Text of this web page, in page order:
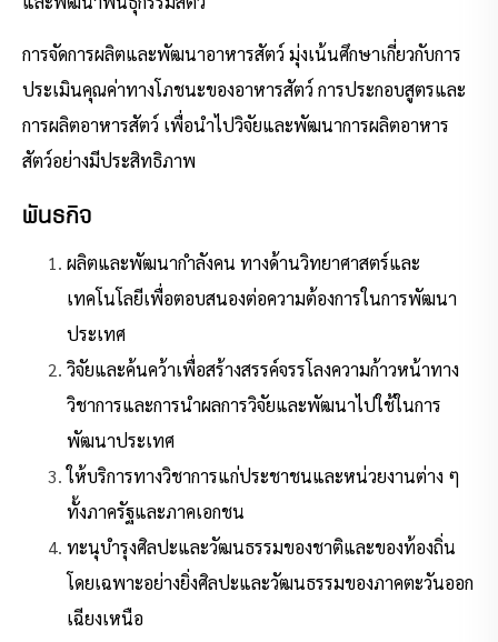
การจัดการผลิตและพัฒนาอาหารสัตว์ มุ่งเน้นศึกษาเกี่ยวกับการ
ประเมินคุณค่าทางโภชนะของอาหารสัตว์ การประกอบสูตรและ
การผลิตอาหารสัตว์ เพื่อนำไปวิจัยและพัฒนาการผลิตอาหาร
สัตว์อย่างมีประสิทธิภาพ
พันธกิจ
ผลิตและพัฒนากำลังคน ทางด้านวิทยาศาสตร์และ
เทคโนโลยีเพื่อตอบสนองต่อความต้องการในการพัฒนา
ประเทศ
วิจัยและค้นคว้าเพื่อสร้างสรรค์จรรโลงความก้าวหน้าทาง
วิชาการและการนำผลการวิจัยและพัฒนาไปใช้ในการ
พัฒนาประเทศ
ให้บริการทางวิชาการแก่ประชาชนและหน่วยงานต่าง ๆ
ทั้งภาครัฐและภาคเอกชน
ทะนุบำรุงศิลปะและวัฒนธรรมของชาติและของท้องถิ่น
โดยเฉพาะอย่างยิ่งศิลปะและวัฒนธรรมของภาคตะวันออก
เฉียงเหนือ